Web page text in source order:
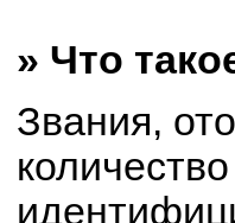
» Что
Звания,